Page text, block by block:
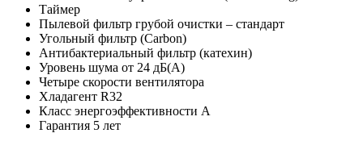
Таймер
Пылевой фильтр грубой очистки – стандарт
Угольный фильтр (Carbon)
Антибактериальный фильтр (катехин)
Уровень шума от 24 дБ(А)
Четыре скорости вентилятора
Хладагент R32
Класс энергоэффективности A
Гарантия 5 лет